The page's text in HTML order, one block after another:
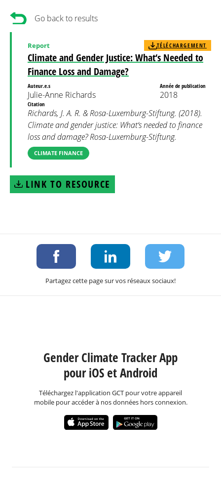
Go back to results
Climate and Gender Justice: What‘s Needed to
Finance Loss and Damage?
Report TÉLÉCHARGEMENT
Auteur.e.s
Julie-Anne Richards
Année de publication
2018
Citation
Richards, J. A. R. & Rosa-Luxemburg-Stiftung. (2018).
Climate and gender justice: What‘s needed to finance
loss and damage? Rosa-Luxemburg-Stiftung.
CLIMATE FINANCE
LINK TO RESOURCE
Partagez cette page sur vos réseaux sociaux!
Gender Climate Tracker App
pour iOS et Android
Téléchargez l'application GCT pour votre appareil
mobile pour accéder à nos données hors connexion.